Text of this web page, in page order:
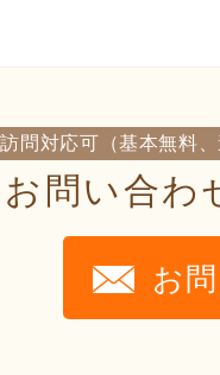
問対応可（基本無料、
問い合わ
お